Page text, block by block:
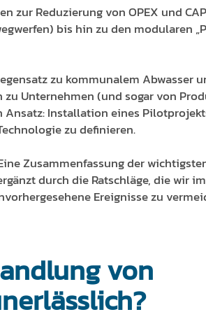
zur Reduzierung von OPEX und
bis hin zu den modularen
zu kommunalem Abwasser
Unternehmen (und sogar von
Installation eines
zu definieren.
Zusammenfassung der
durch die Ratschläge, die wir
Ereignisse zu
von